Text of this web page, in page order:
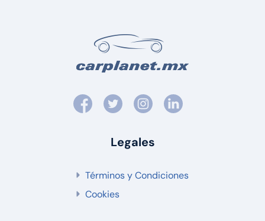
Legales
Términos y Condiciones
Cookies